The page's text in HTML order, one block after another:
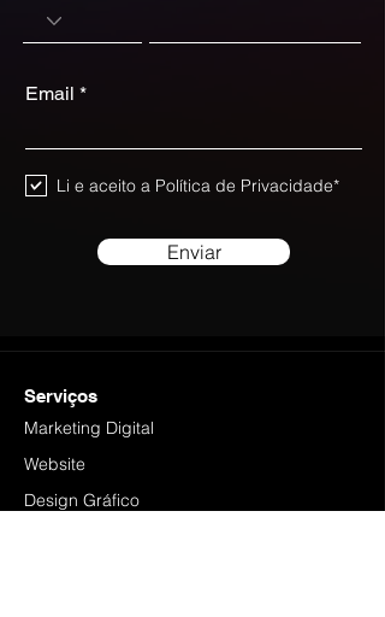
Email
Li e aceito a Política de Privacidade*
Enviar
Serviços
Marketing Digital
Website
Design Gráfico